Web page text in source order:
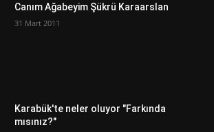
Canım Ağabeyim Şükrü Karaarslan
31 Mart 2011
Karabük'te neler oluyor "Farkında
mısınız?"